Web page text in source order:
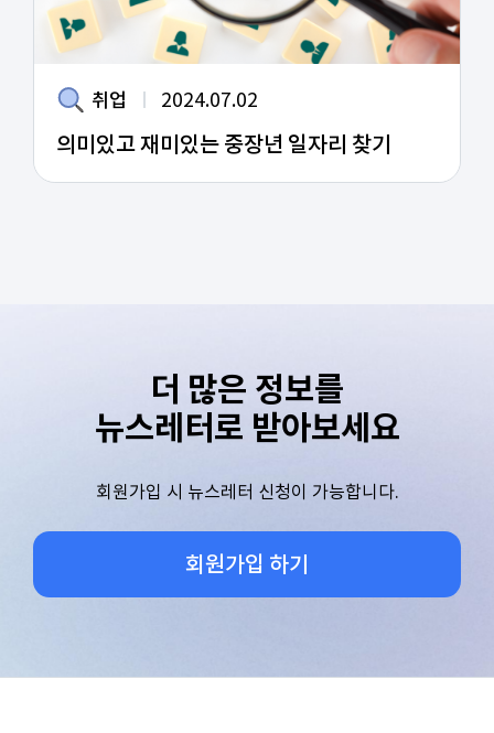
취업 2024.07.02
의미있고 재미있는 중장년 일자리 찾기
더 많은 정보를
뉴스레터로 받아보세요
회원가입 시 뉴스레터 신청이 가능합니다.
회원가입 하기